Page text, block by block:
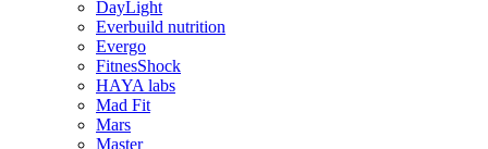
DayLight
Everbuild nutrition
Evergo
FitnesShock
HAYA labs
Mad Fit
Mars
Master